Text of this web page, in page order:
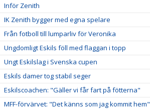
Inför Zenith
IK Zenith bygger med egna spelare
Från fotboll till lumparliv för Veronika
Ungdomligt Eskils föll med flaggan i topp
Ungt Eskilslag i Svenska cupen
Eskils damer tog stabil seger
Eskilscoachen: "Gäller vi får fart på fötterna"
MFF-förvärvet: "Det känns som jag kommit hem"